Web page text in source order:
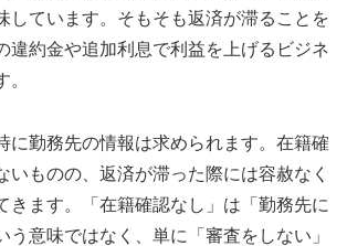
しています。そもそも返済が滞ることを
違約金や追加利息で利益を上げるビジネ
に勤務先の情報は求められます。在籍確
いものの、返済が滞った際には容赦なく
きます。「在籍確認なし」は「勤務先に
う意味ではなく、単に「審査をしない」